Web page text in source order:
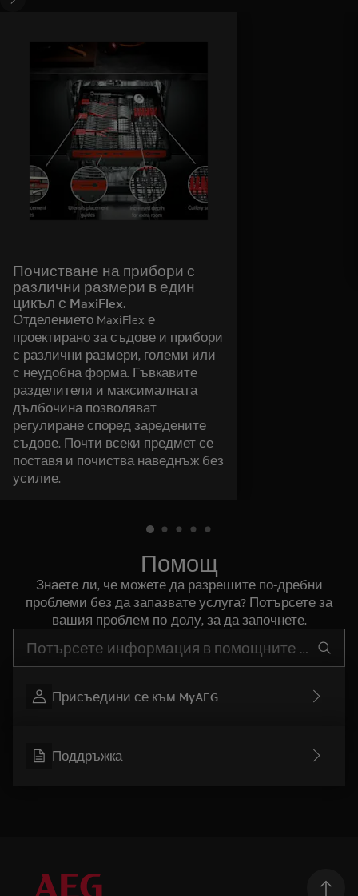
Почистване на прибори с
различни размери в един
цикъл с MaxiFlex.
Отделението MaxiFlex е
проектирано за съдове и прибори
с различни размери, големи или
с неудобна форма. Гъвкавите
разделители и максималната
дълбочина позволяват
регулиране според заредените
съдове. Почти всеки предмет се
поставя и почиства наведнъж без
усилие.
Помощ
Знаете ли, че можете да разрешите по-дребни
проблеми без да запазвате услуга? Потърсете за
вашия проблем по-долу, за да започнете.
Присъедини се към MyAEG
Поддръжка